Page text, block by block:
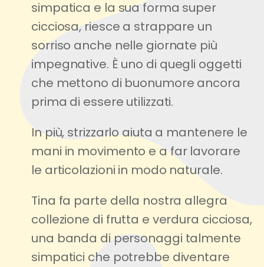
simpatica e la sua forma super
cicciosa, riesce a strappare un
sorriso anche nelle giornate più
impegnative. È uno di quegli oggetti
che mettono di buonumore ancora
prima di essere utilizzati.
In più, strizzarlo aiuta a mantenere le
mani in movimento e a far lavorare
le articolazioni in modo naturale.
Tina fa parte della nostra allegra
collezione di frutta e verdura cicciosa,
una banda di personaggi talmente
simpatici che potrebbe diventare